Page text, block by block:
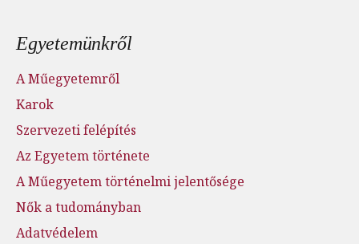
Lábléc menü
Egyetemünkről
A Műegyetemről
Karok
Szervezeti felépítés
Az Egyetem története
A Műegyetem történelmi jelentősége
Nők a tudományban
Adatvédelem